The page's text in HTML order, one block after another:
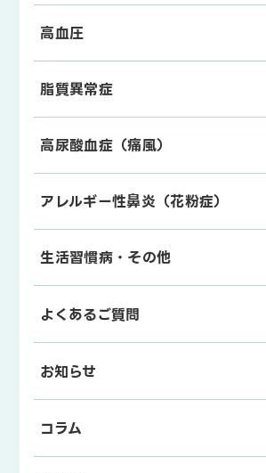
高血圧
脂質異常症
高尿酸血症（痛風）
アレルギー性鼻炎（花粉症）
生活習慣病・その他
よくあるご質問
お知らせ
コラム